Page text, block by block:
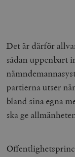
Det är därför
sådan uppenbart
partierna utser
bland sina egna
ska ge